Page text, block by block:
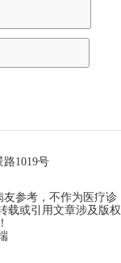
1019号
参考，不作为医疗诊
载或引用文章涉及版权